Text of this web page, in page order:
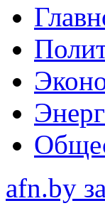
afn.by